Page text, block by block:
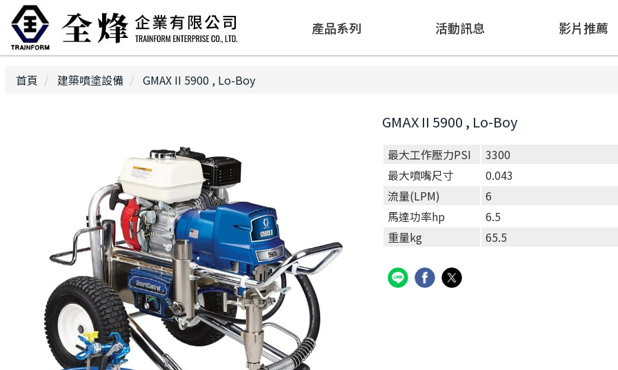
產品系列 活動訊息 影片推薦
首頁 建築噴塗設備 GMAX II 5900 , Lo-Boy
GMAX II 5900 , Lo-Boy
最大工作壓力PSI
3300
最大噴嘴尺寸
0.043
流量(LPM)
6
馬達功率hp
6.5
重量kg
65.5